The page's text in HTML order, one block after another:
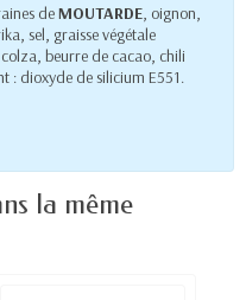
deMOUTARDE , oignon,
sel, graisse végétale
beurre de cacao, chili
: dioxyde de silicium E551.
la même